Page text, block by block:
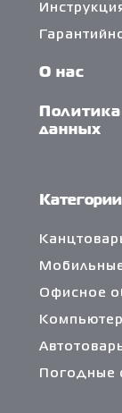
О нас
данных
Категории
Офисное
Погодные